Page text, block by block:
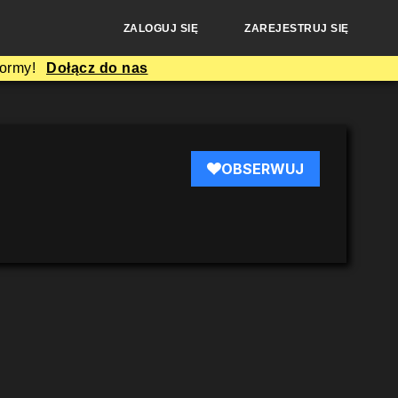
ZALOGUJ SIĘ ZAREJESTRUJ SIĘ
Dołącz do nas
OBSERWUJ